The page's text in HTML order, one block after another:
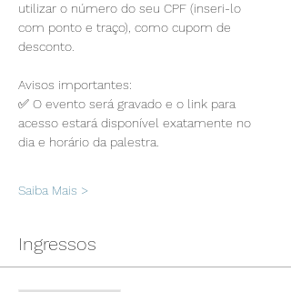
utilizar o número do seu CPF (inseri-lo
com ponto e traço), como cupom de
desconto.
Avisos importantes:
✅ O evento será gravado e o link para
acesso estará disponível exatamente no
dia e horário da palestra.
Saiba Mais >
Ingressos